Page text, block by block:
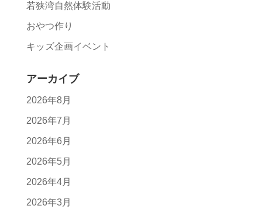
若狭湾自然体験活動
おやつ作り
キッズ企画イベント
アーカイブ
2026年8月
2026年7月
2026年6月
2026年5月
2026年4月
2026年3月